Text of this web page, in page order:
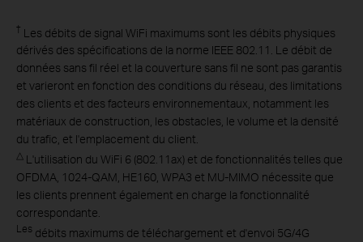
† Les débits de signal WiFi maximums sont les débits physiques
dérivés des spécifications de la norme IEEE 802.11. Le débit de
données sans fil réel et la couverture sans fil ne sont pas garantis
et varieront en fonction des conditions du réseau, des limitations
des clients et des facteurs environnementaux, notamment les
matériaux de construction, les obstacles, le volume et la densité
du trafic, et l'emplacement du client.
△ L'utilisation du WiFi 6 (802.11ax) et de fonctionnalités telles que
OFDMA, 1024-QAM, HE160, WPA3 et MU-MIMO nécessite que
les clients prennent également en charge la fonctionnalité
correspondante.
Les débits maximums de téléchargement et d'envoi 5G/4G